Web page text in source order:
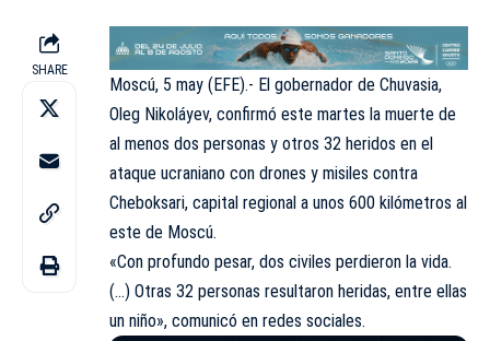
SHARE
Moscú, 5 may (EFE).- El gobernador de Chuvasia,
Oleg Nikoláyev, confirmó este martes la muerte de
al menos dos personas y otros 32 heridos en el
ataque ucraniano con drones y misiles contra
Cheboksari, capital regional a unos 600 kilómetros al
este de Moscú.
«Con profundo pesar, dos civiles perdieron la vida.
(…) Otras 32 personas resultaron heridas, entre ellas
un niño», comunicó en redes sociales.